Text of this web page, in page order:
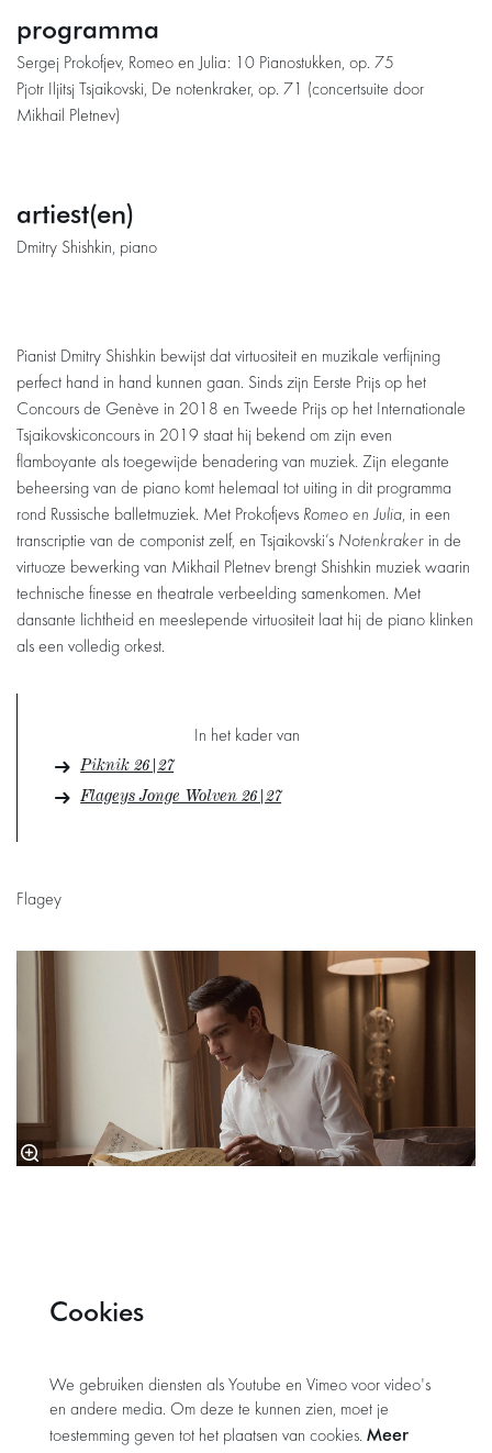
programma
Sergej Prokofjev, Romeo en Julia: 10 Pianostukken, op. 75
Pjotr Iljitsj Tsjaikovski, De notenkraker, op. 71 (concertsuite door
Mikhail Pletnev)
artiest(en)
Dmitry Shishkin, piano
Pianist Dmitry Shishkin bewijst dat virtuositeit en muzikale verfijning
perfect hand in hand kunnen gaan. Sinds zijn Eerste Prijs op het
Concours de Genève in 2018 en Tweede Prijs op het Internationale
Tsjaikovskiconcours in 2019 staat hij bekend om zijn even
flamboyante als toegewijde benadering van muziek. Zijn elegante
beheersing van de piano komt helemaal tot uiting in dit programma
rond Russische balletmuziek. Met Prokofjevs Romeo en Julia, in een
transcriptie van de componist zelf, en Tsjaikovski’s Notenkraker in de
virtuoze bewerking van Mikhail Pletnev brengt Shishkin muziek waarin
technische finesse en theatrale verbeelding samenkomen. Met
dansante lichtheid en meeslepende virtuositeit laat hij de piano klinken
als een volledig orkest.
In het kader van
Piknik 26|27
Flageys Jonge Wolven 26|27
Flagey
Cookies
We gebruiken diensten als Youtube en Vimeo voor video's
en andere media. Om deze te kunnen zien, moet je
toestemming geven tot het plaatsen van cookies. Meer